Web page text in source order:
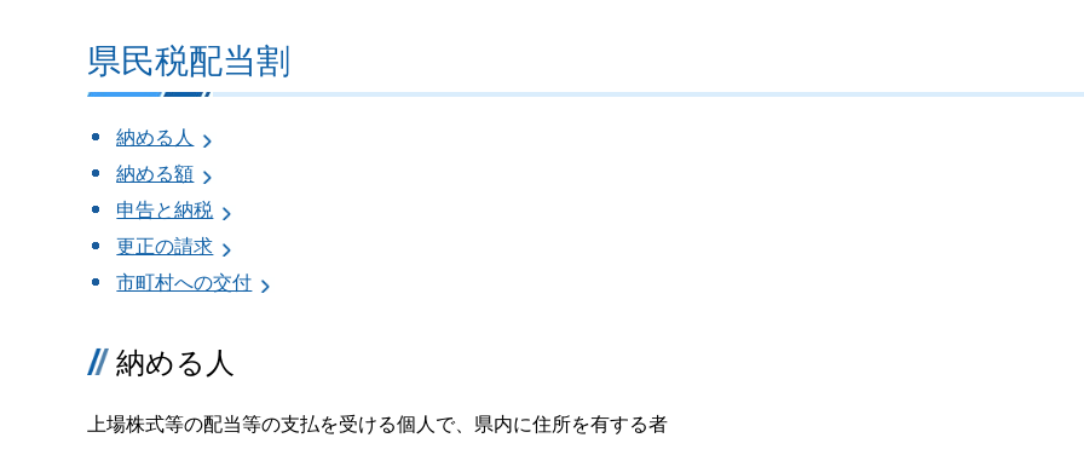
県民税配当割
納める人
納める額
申告と納税
更正の請求
市町村への交付
納める人
上場株式等の配当等の支払を受ける個人で、県内に住所を有する者